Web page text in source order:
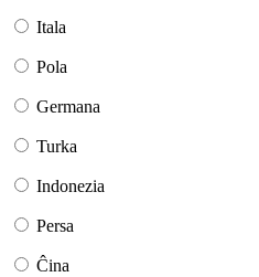
Itala
Pola
Germana
Turka
Indonezia
Persa
Ĉina